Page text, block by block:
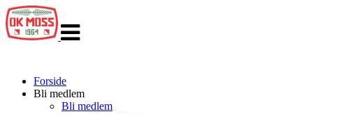
navigasjon
Forside
Bli medlem
Bli medlem